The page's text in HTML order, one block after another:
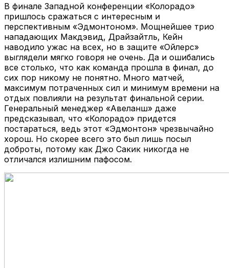
В финале Западной конференции «Колорадо»
пришлось сражаться с интересным и
перспективным «Эдмонтоном». Мощнейшее трио
нападающих Макдэвид, Драйзайтль, Кейн
наводило ужас на всех, но в защите «Ойлерс»
выглядели мягко говоря не очень. Да и ошибались
все столько, что как команда прошла в финал, до
сих пор никому не понятно. Много матчей,
максимум потраченных сил и минимум времени на
отдых повлияли на результат финальной серии.
Генеральный менеджер «Авеланш» даже
предсказывал, что «Колорадо» придется
постараться, ведь этот «Эдмонтон» чрезвычайно
хорош. Но скорее всего это был лишь посыл
доброты, потому как Джо Сакик никогда не
отличался излишним пафосом.